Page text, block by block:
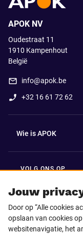
Jouw
Door op “Alle cookies
opslaan van cookies
websitenavigatie, het
APOK NV
Oudestraat 11
1910 Kampenhout
België
info@apok.be
+32 16 61 72 62
Wie is APOK
VOLG ONS OP
Facebook
Instagram